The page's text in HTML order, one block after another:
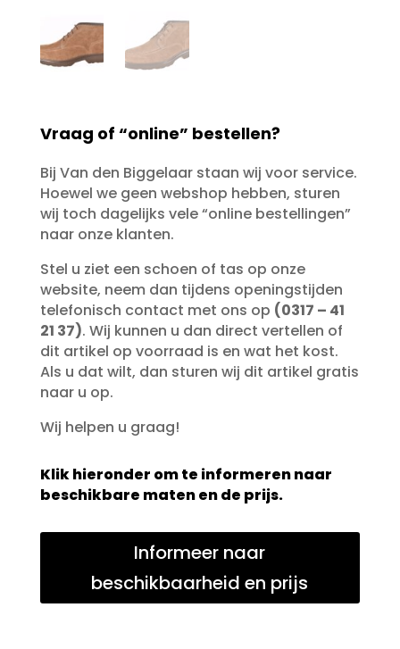
Vraag of “online” bestellen?
Bij Van den Biggelaar staan wij voor service.
Hoewel we geen webshop hebben, sturen
wij toch dagelijks vele “online bestellingen”
naar onze klanten.
Stel u ziet een schoen of tas op onze
website, neem dan tijdens openingstijden
telefonisch contact met ons op (0317 – 41
21 37). Wij kunnen u dan direct vertellen of
dit artikel op voorraad is en wat het kost.
Als u dat wilt, dan sturen wij dit artikel gratis
naar u op.
Wij helpen u graag!
Klik hieronder om te informeren naar
beschikbare maten en de prijs.
Informeer naar
beschikbaarheid en prijs